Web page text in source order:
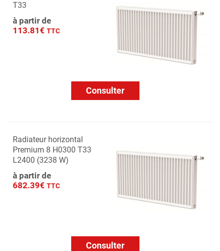
T33
à partir de
113.81€ TTC
Consulter
Radiateur horizontal
Premium 8 H0300 T33
L2400 (3238 W)
à partir de
682.39€ TTC
Consulter